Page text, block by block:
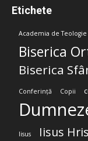
Etichete
Academia de Teologie
Biserica
Biserica
Conferință Copii
Iisus Iisus